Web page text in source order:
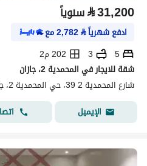
⃁31,200 سنوياً
ادفع شهرياً⃁
2,782مع
5
3
202 م2
شقة للايجار في المحمدية 2، جازان
شارع المحمدية 2 39، حي المحمدية 2، جازان
الإيميل